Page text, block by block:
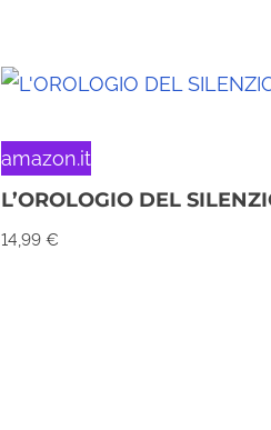
amazon.it
L’OROLOGIO DEL
14,99€